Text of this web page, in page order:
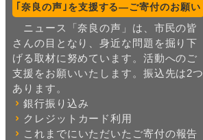
｢奈良の声｣を支援する―ご寄付のお願い
ニュース「奈良の声」は、市民の皆
さんの目となり、身近な問題を掘り下
げる取材に努めています。活動へのご
支援をお願いいたします。振込先は2つ
あります。
銀行振り込み
クレジットカード利用
これまでにいただいたご寄付の報告